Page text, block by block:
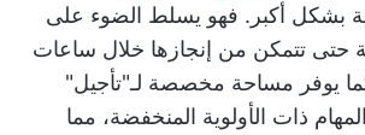
بشكل أكبر. فهو يسلط الضوء على
حتى تتمكن من إنجازها خلال ساعات
كما يوفر مساحة مخصصة لـ"تأجيل"
ذات الأولوية المنخفضة، مما